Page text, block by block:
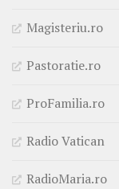
Magisteriu.ro
Pastoratie.ro
ProFamilia.ro
Radio Vatican
RadioMaria.ro